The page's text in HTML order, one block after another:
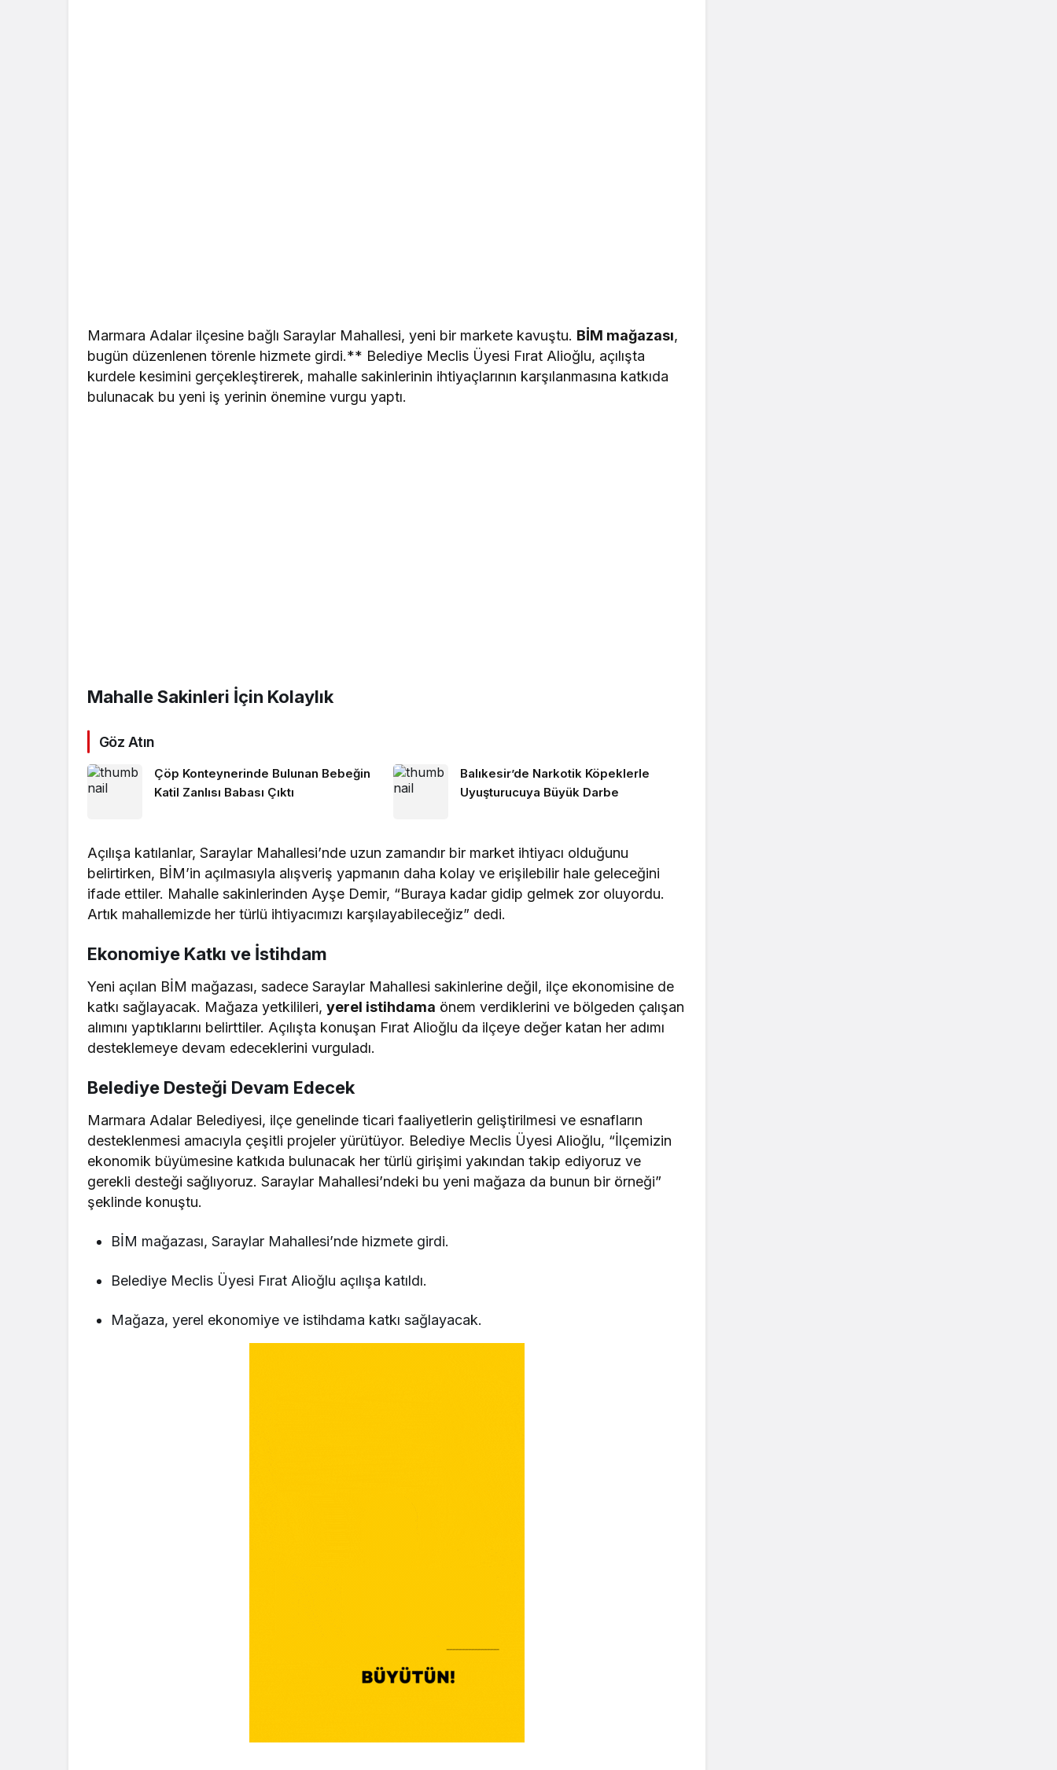
Marmara Adalar ilçesine bağlı Saraylar Mahallesi, yeni bir markete kavuştu. BİM mağazası,
bugün düzenlenen törenle hizmete girdi.** Belediye Meclis Üyesi Fırat Alioğlu, açılışta
kurdele kesimini gerçekleştirerek, mahalle sakinlerinin ihtiyaçlarının karşılanmasına katkıda
bulunacak bu yeni iş yerinin önemine vurgu yaptı.
Mahalle Sakinleri İçin Kolaylık
Göz Atın
Çöp Konteynerinde Bulunan Bebeğin
Katil Zanlısı Babası Çıktı
Balıkesir’de Narkotik Köpeklerle
Uyuşturucuya Büyük Darbe
Açılışa katılanlar, Saraylar Mahallesi’nde uzun zamandır bir market ihtiyacı olduğunu
belirtirken, BİM’in açılmasıyla alışveriş yapmanın daha kolay ve erişilebilir hale geleceğini
ifade ettiler. Mahalle sakinlerinden Ayşe Demir, “Buraya kadar gidip gelmek zor oluyordu.
Artık mahallemizde her türlü ihtiyacımızı karşılayabileceğiz” dedi.
Ekonomiye Katkı ve İstihdam
Yeni açılan BİM mağazası, sadece Saraylar Mahallesi sakinlerine değil, ilçe ekonomisine de
katkı sağlayacak. Mağaza yetkilileri,yerel istihdama önem verdiklerini ve bölgeden çalışan
alımını yaptıklarını belirttiler. Açılışta konuşan Fırat Alioğlu da ilçeye değer katan her adımı
desteklemeye devam edeceklerini vurguladı.
Belediye Desteği Devam Edecek
Marmara Adalar Belediyesi, ilçe genelinde ticari faaliyetlerin geliştirilmesi ve esnafların
desteklenmesi amacıyla çeşitli projeler yürütüyor. Belediye Meclis Üyesi Alioğlu, “İlçemizin
ekonomik büyümesine katkıda bulunacak her türlü girişimi yakından takip ediyoruz ve
gerekli desteği sağlıyoruz. Saraylar Mahallesi’ndeki bu yeni mağaza da bunun bir örneği”
şeklinde konuştu.
BİM mağazası, Saraylar Mahallesi’nde hizmete girdi.
Belediye Meclis Üyesi Fırat Alioğlu açılışa katıldı.
Mağaza, yerel ekonomiye ve istihdama katkı sağlayacak.